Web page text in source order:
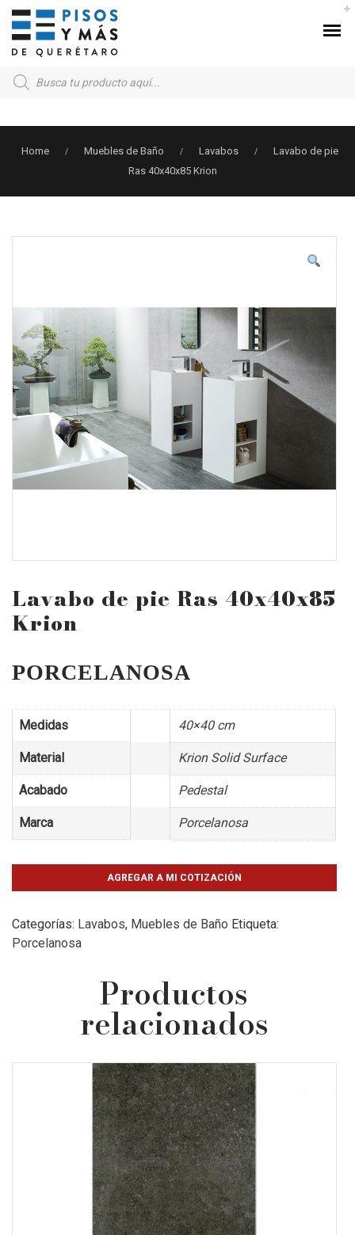
Products
search
Home / Muebles de Baño / Lavabos /
Lavabo de pie
Ras 40x40x85 Krion
Lavabo de pie Ras 40x40x85
Krion
PORCELANOSA
Medidas 40×40 cm
Material Krion Solid Surface
Acabado Pedestal
Marca Porcelanosa
AGREGAR A MI COTIZACIÓN
Categorías: Lavabos, Muebles de Baño Etiqueta:
Porcelanosa
Productos
relacionados